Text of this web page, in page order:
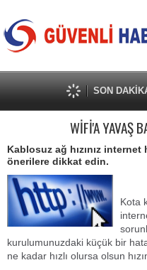
SON
WİFİ'A YAVAŞ
Kablosuz ağ hızınız internet
önerilere dikkat edin.
Kota
kurulumunuzdaki küçük bir
ne kadar hızlı olursa olsun